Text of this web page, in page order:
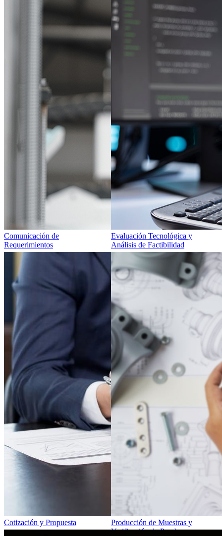
Comunicación de
Requerimientos
Evaluación Tecnológica y
Análisis de Factibilidad
Cotización y Propuesta
Producción de Muestras y
Verificación de Pruebas